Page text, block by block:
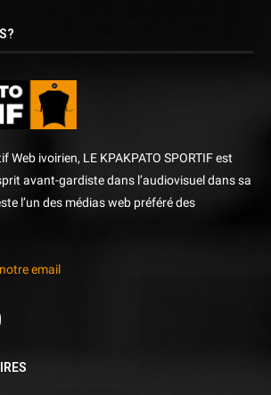
Web ivoirien, LE KPAKPATO SPORTIF est
avant-gardiste dans l’audiovisuel dans sa
l’un des médias web préféré des
notre email